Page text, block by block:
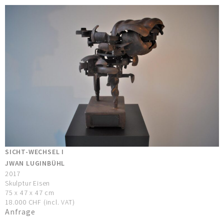
SICHT-WECHSEL I
JWAN LUGINBÜHL
2017
Skulptur Eisen
75 x 47 x 47 cm
18.000 CHF (incl. VAT)
Anfrage